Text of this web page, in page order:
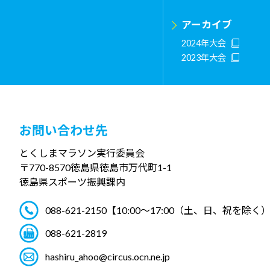
アーカイブ
2024年大会
2023年大会
お問い合わせ先
とくしまマラソン実行委員会
〒770-8570徳島県徳島市万代町1-1
徳島県スポーツ振興課内
088-621-2150【10:00～17:00（土、日、祝を除く
088-621-2819
hashiru_ahoo@circus.ocn.ne.jp